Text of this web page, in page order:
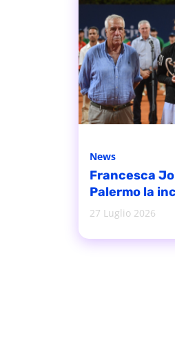
News
Francesca
Palermo la
27 Luglio 2026